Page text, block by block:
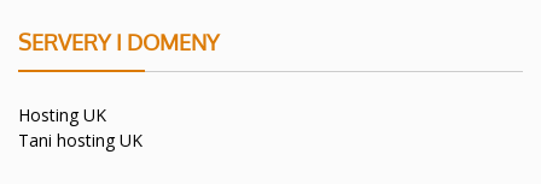
SERVERY I DOMENY
Hosting UK
Tani hosting UK